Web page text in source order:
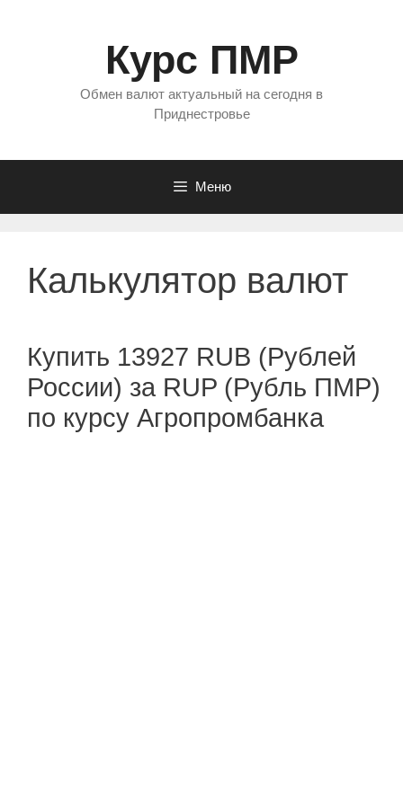
Курс ПМР
Обмен валют актуальный на сегодня в
Приднестровье
Меню
Калькулятор валют
Купить 13927 RUB (Рублей
России) за RUP (Рубль ПМР)
по курсу Агропромбанка